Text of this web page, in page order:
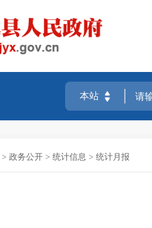
> 政务公开 > 统计信息 > 统计月报